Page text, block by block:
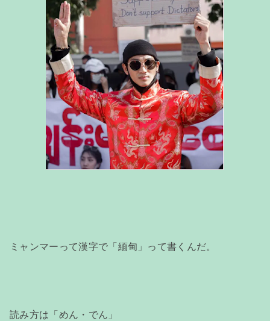
ミャンマーって漢字で「緬甸」って書くんだ。
読み方は「めん・でん」